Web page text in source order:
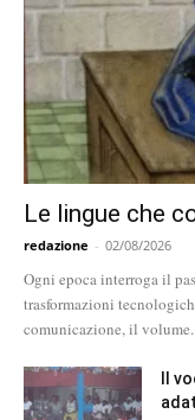
Le lingue che
redazione - 02/08/2026
Ogni epoca interroga il
trasformazioni
comunicazione, il
Il